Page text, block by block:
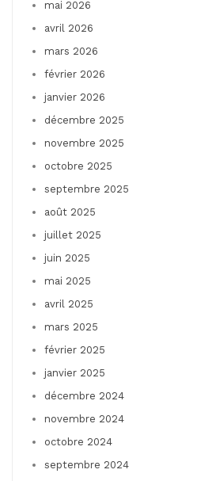
mai 2026
avril 2026
mars 2026
février 2026
janvier 2026
décembre 2025
novembre 2025
octobre 2025
septembre 2025
août 2025
juillet 2025
juin 2025
mai 2025
avril 2025
mars 2025
février 2025
janvier 2025
décembre 2024
novembre 2024
octobre 2024
septembre 2024